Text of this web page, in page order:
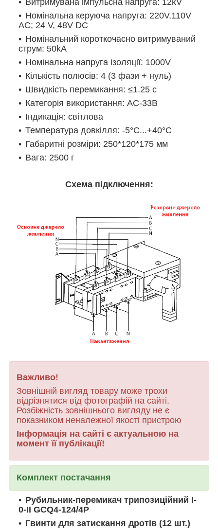
Витримувана імпульсна напруга: 12kV
Номінальна керуюча напруга: 220V,110V
AC; 24 V, 48V DC
Номінальний короткочасно витримуваний
струм: 50kA
Номінальна напруга ізоляції: 1000V
Кількість полюсів: 4 (3 фази + нуль)
Швидкість перемикання: ≤1.25 с
Категорія використання: AC-33B
Індикація: світлова
Температура довкілля: -5°C...+40°C
Габаритні розміри: 250*120*175 мм
Вага: 2500 г
Схема підключення:
Важливо!
Зовнішній вигляд товару може трохи
відрізнятися від фотографій на сайті.
Розбіжність зовнішнього вигляду не є
показником неналежної якості пристрою
Інформація на сайті є актуальною на
момент її публікації!
Комплект постачання
Рубильник-перемикач трипозиційний I-
0-II GCQ4-124/4P
Гвинти для затискання дротів (12 шт.)